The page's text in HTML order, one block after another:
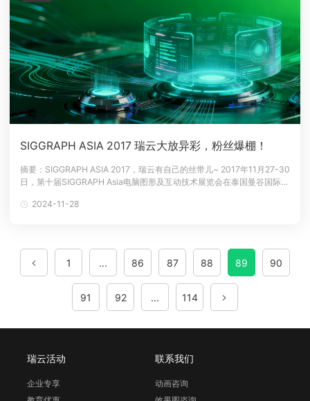
SIGGRAPH ASIA 2017 瑞云大放异彩，粉丝爆棚！
摘要：SIGGRAPH ASIA 2017，瑞云有自己的丝带儿~ 2017年11月27-30
日，第十届SIGGRAPH Asia电脑图形及互动技术展览会在泰国曼谷国际贸
了CG行业专家、优秀企业、从业者及爱好者等7千余人参与。来自国内的
2024-11-28
1 ... 86 87 88 89 90
91 92 ... 114
瑞云活动
企业专享
联系我们
动画咨询